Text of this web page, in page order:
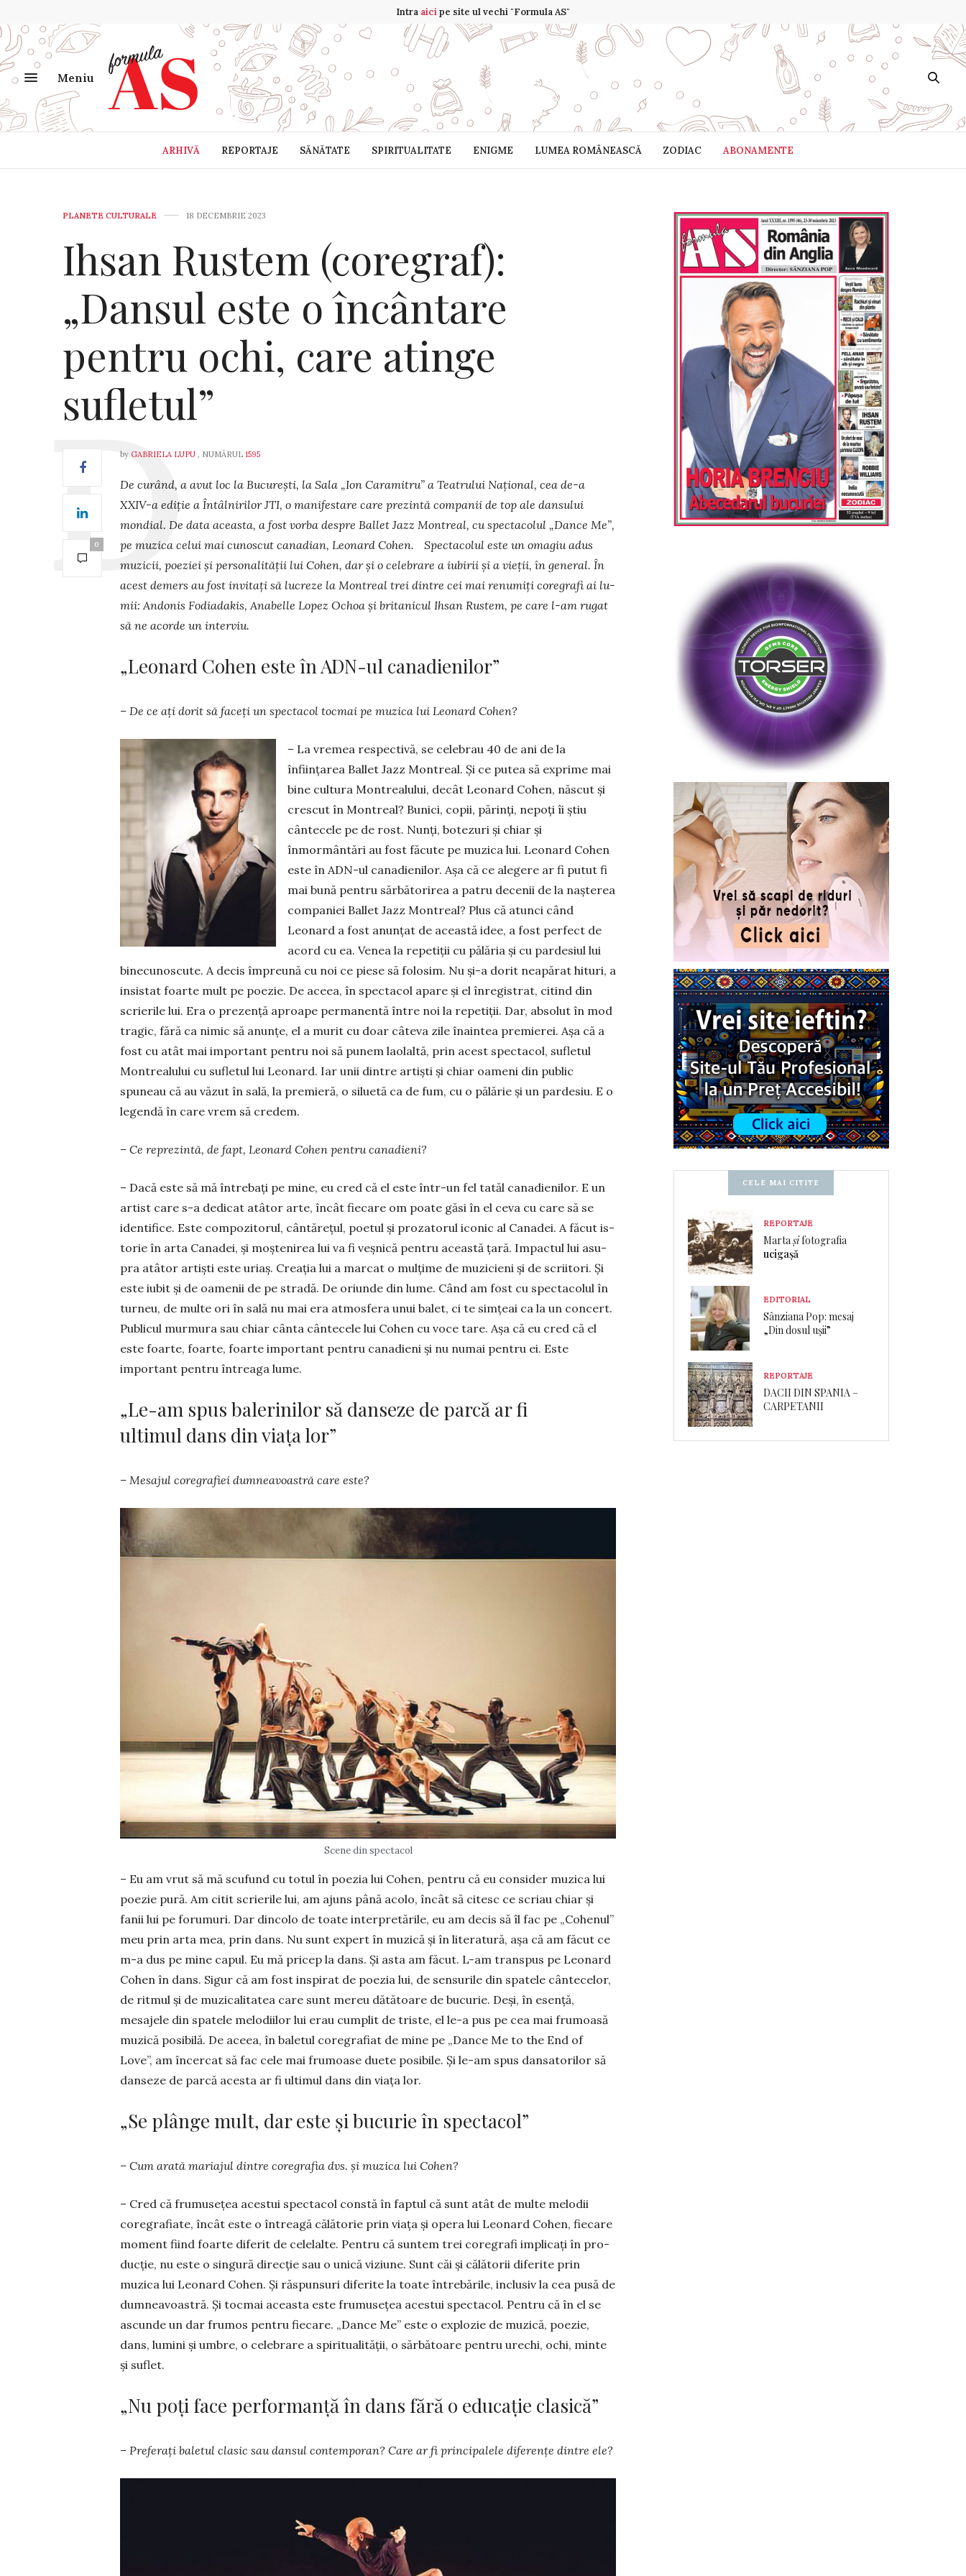
Intra aicipe site ul vechi "Formula AS"
Meniu
ARHIVĂ REPORTAJE SĂNĂTATE SPIRITUALITATE ENIGME LUMEA ROMÂNEASCĂ ZODIAC ABONAMENTE
PLANETE CULTURALE 18 DECEMBRIE 2023
Ihsan Rustem (coregraf):
„Dansul este o încântare
pentru ochi, care atinge
sufletul”
0
by GABRIELA LUPU , NUMĂRUL 1595
De curând, a avut loc la București, la Sa­la „Ion Caramitru” a Teatrului Națio­nal, cea de-a
XXIV-a ediție a Întâlnirilor JTI, o mani­fes­tare care prezintă companii de top ale dansului
mondial. De data aceasta, a fost vorba des­pre Ballet Jazz Montreal, cu spectacolul „Dance Me”,
pe muzi­ca celui mai cunoscut cana­dian, Leo­nard Cohen. Spec­tacolul este un omagiu adus
mu­zi­cii, poeziei și personalității lui Cohen, dar și o celebrare a iubirii și a vieții, în general. În
acest demers au fost invitați să lucreze la Mon­treal trei dintre cei mai renumiți core­grafi ai lu­
mii: Andonis Fodiadakis, Anabelle Lopez Ochoa și britanicul Ihsan Rustem, pe care l-am rugat
să ne acorde un interviu.
„Leonard Cohen este în ADN-ul canadienilor”
– De ce ați dorit să faceți un spectacol tocmai pe muzica lui Leonard Cohen?
– La vremea respectivă, se celebrau 40 de ani de la
înființarea Ballet Jazz Montreal. Și ce putea să exprime mai
bine cultura Montrealului, decât Leo­nard Cohen, născut și
crescut în Montreal? Bunici, copii, părinți, ne­poți îi știu
cântecele pe de rost. Nunți, botezuri și chiar și
înmormântări au fost fă­cu­te pe muzica lui. Leonard Cohen
este în ADN-ul canadienilor. Așa că ce alegere ar fi putut fi
mai bună pentru sărbătorirea a patru decenii de la naș­terea
companiei Ballet Jazz Mon­treal? Plus că atunci când
Leonard a fost anunțat de această idee, a fost perfect de
acord cu ea. Venea la re­petiții cu pălăria și cu pardesiul lui
binecunoscute. A decis împreună cu noi ce piese să folosim. Nu și-a dorit neapărat hituri, a
insistat foarte mult pe poezie. De aceea, în spectacol apare și el înregistrat, citind din
scrierile lui. Era o prezență aproape permanentă între noi la repetiții. Dar, absolut în mod
tragic, fără ca nimic să anunțe, el a murit cu doar câteva zile înaintea premierei. Așa că a
fost cu atât mai important pen­tru noi să punem la­olaltă, prin acest spec­tacol, su­fle­tul
Montrealului cu su­­fletul lui Leonard. Iar unii din­tre artiști și chiar oameni din pu­blic
spuneau că au vă­zut în sală, la pre­mie­ră, o siluetă ca de fum, cu o pă­lărie și un par­de­siu. E o
legendă în care vrem să credem.
– Ce reprezintă, de fapt, Leonard Cohen pen­tru ca­na­dieni?
– Dacă este să mă în­trebați pe mi­ne, eu cred că el este într-un fel tatăl canadienilor. E un
artist care s-a dedi­cat atâtor arte, încât fiecare om poate gă­si în el ceva cu care să se
identifice. Este compozitorul, cântăre­țul, poetul și prozatorul iconic al Canadei. A fă­cut is­
to­rie în arta Cana­dei, și moș­te­nirea lui va fi veș­nică pen­tru aceas­tă țară. Im­pactul lui asu­
pra atâtor artiști este uriaș. Creația lui a mar­cat o mulțime de mu­zicieni și de scrii­tori. Și
este iubit și de oa­menii de pe stradă. De oriun­de din lume. Când am fost cu spec­ta­colul în
turneu, de multe ori în sală nu mai era atmo­sfera unui balet, ci te sim­țeai ca la un con­cert.
Publicul murmura sau chiar cânta cânte­ce­le lui Cohen cu voce tare. Așa că eu cred că el
este foarte, foarte, foarte important pentru canadieni și nu numai pentru ei. Este
important pentru întreaga lume.
„Le-am spus balerinilor să danseze de parcă ar fi
ultimul dans din viața lor”
– Mesajul coregrafiei dumneavoastră care este?
Scene din spectacol
– Eu am vrut să mă scufund cu totul în poezia lui Cohen, pentru că eu consider muzica lui
poezie pură. Am citit scrierile lui, am ajuns până acolo, încât să citesc ce scriau chiar și
fanii lui pe forumuri. Dar dincolo de toate interpretările, eu am decis să îl fac pe „Cohenul”
meu prin arta mea, prin dans. Nu sunt expert în muzică și în literatură, așa că am făcut ce
m-a dus pe mine capul. Eu mă pricep la dans. Și asta am făcut. L-am transpus pe Leonard
Cohen în dans. Sigur că am fost in­spirat de poezia lui, de sensurile din spatele cânte­celor,
de ritmul și de muzicalitatea care sunt mereu dă­tătoare de bucurie. Deși, în esență,
mesajele din spatele melodiilor lui erau cumplit de triste, el le-a pus pe cea mai fru­moa­să
muzică posibilă. De aceea, în baletul coregrafiat de mine pe „Dance Me to the End of
Love”, am în­cercat să fac cele mai frumoase duete po­sibile. Și le-am spus dansatorilor să
danseze de parcă acesta ar fi ultimul dans din viața lor.
„Se plânge mult, dar este și bucurie în spectacol”
– Cum arată ma­riajul dintre coregra­fia dvs. și muzica lui Co­hen?
– Cred că fru­mu­se­țea acestui spectacol con­­stă în faptul că sunt atât de multe melodii
coregrafiate, încât este o întreagă călătorie prin viața și opera lui Leo­nard Cohen, fiecare
mo­ment fiind foarte di­fe­rit de celelalte. Pen­tru că suntem trei co­regrafi implicați în pro­
ducție, nu este o sin­gură direcție sau o uni­că viziune. Sunt căi și călă­torii di­fe­rite prin
muzica lui Leo­nard Co­­hen. Și răs­pun­suri di­fe­ri­te la toa­­te în­tre­bările, inclusiv la cea pusă de
dum­nea­voas­tră. Și tocmai aceasta este fru­mu­sețea acestui spec­ta­col. Pentru că în el se
ascunde un dar frumos pentru fiecare. „Dance Me” este o ex­plozie de muzică, poe­zie,
dans, lumini și um­bre, o cele­bra­re a spiri­tua­lității, o sărbătoare pen­tru u­rechi, ochi, min­te
și suflet.
„Nu poți face performanță în dans fără o educație clasică”
– Preferați baletul clasic sau dansul contem­po­ran? Care ar fi principalele diferențe dintre ele?
CELE MAI CITITE
REPORTAJE
Martașifotografia
ucigașă
EDITORIAL
Sânziana Pop: mesaj
„Din dosul ușii”
REPORTAJE
DACII DIN SPANIA –
CARPETANII